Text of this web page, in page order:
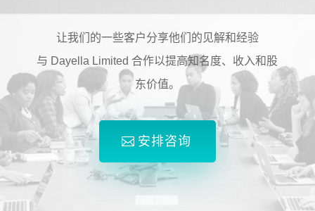
让我们的一些客户分享他们的见解和经验
与 Dayella Limited 合作以提高知名度、收入和股
东价值。
安排咨询